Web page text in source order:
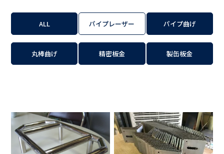
ALL パイプレーザー パイプ曲げ
丸棒曲げ 精密板金 製缶板金